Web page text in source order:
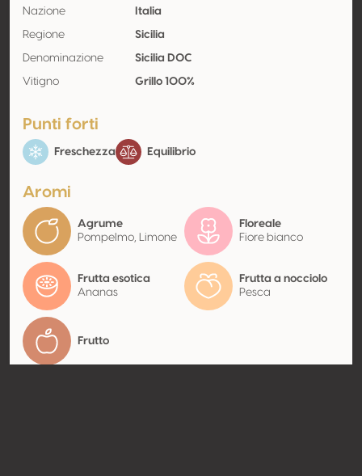
Nazione Italia
Regione Sicilia
Denominazione Sicilia DOC
Vitigno Grillo 100%
Punti forti
Freschezza Equilibrio
Aromi
Agrume
Pompelmo, Limone
Floreale
Fiore bianco
Frutta esotica
Ananas
Frutta a nocciolo
Pesca
Frutto